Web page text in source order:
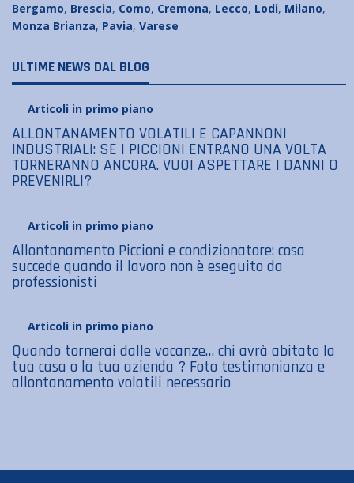
Bergamo, Brescia, Como, Cremona, Lecco, Lodi, Milano,
Monza Brianza, Pavia, Varese
ULTIME NEWS DAL BLOG
Articoli in primo piano
ALLONTANAMENTO VOLATILI E CAPANNONI
INDUSTRIALI: SE I PICCIONI ENTRANO UNA VOLTA
TORNERANNO ANCORA. VUOI ASPETTARE I DANNI O
PREVENIRLI?
Articoli in primo piano
Allontanamento Piccioni e condizionatore: cosa
succede quando il lavoro non è eseguito da
professionisti
Articoli in primo piano
Quando tornerai dalle vacanze… chi avrà abitato la
tua casa o la tua azienda ? Foto testimonianza e
allontanamento volatili necessario